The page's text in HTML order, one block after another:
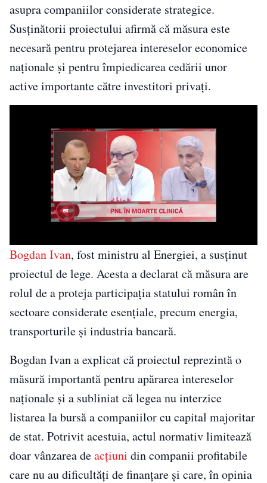
asupra companiilor considerate strategice.
Susținătorii proiectului afirmă că măsura este
necesară pentru protejarea intereselor economice
naționale și pentru împiedicarea cedării unor
active importante către investitori privați.
Bogdan Ivan, fost ministru al Energiei, a susținut
proiectul de lege. Acesta a declarat că măsura are
rolul de a proteja participația statului român în
sectoare considerate esențiale, precum energia,
transporturile și industria bancară.
Bogdan Ivan a explicat că proiectul reprezintă o
măsură importantă pentru apărarea intereselor
naționale și a subliniat că legea nu interzice
listarea la bursă a companiilor cu capital majoritar
de stat. Potrivit acestuia, actul normativ limitează
doar vânzarea deacțiuni din companii profitabile
care nu au dificultăți de finanțare și care, în opinia